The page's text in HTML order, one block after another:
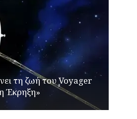
τη ζωή του Voyager
Έκρηξη»